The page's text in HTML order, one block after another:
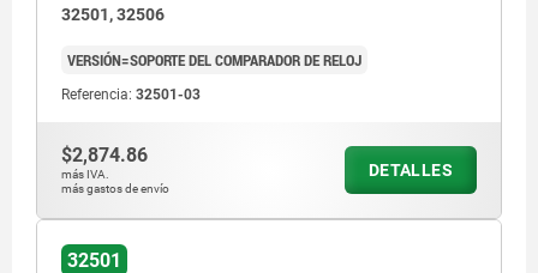
32501, 32506
VERSIÓN=SOPORTE DEL COMPARADOR DE RELOJ
Referencia: 32501-03
$2,874.86
más IVA.
más gastos de envío
DETALLES
32501